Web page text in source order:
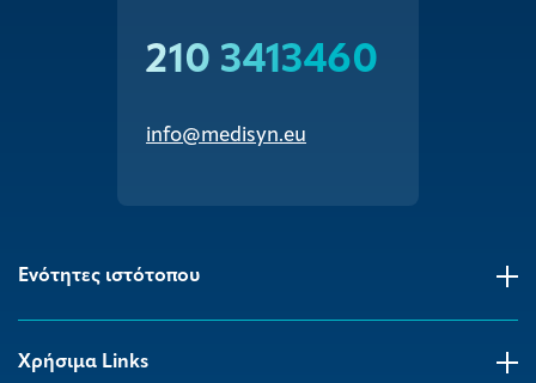
210 3413460
info@medisyn.eu
Ενότητες ιστότοπου
Χρήσιμα Links